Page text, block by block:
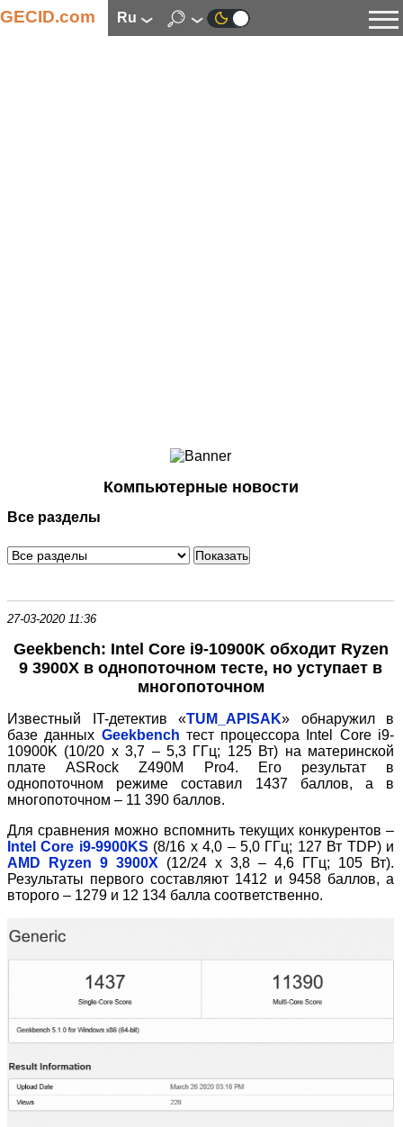
GECID.com ru
Смартфоны
Периферия
Программное обеспечение
Компьютерные новости
Все разделы
27-03-2020 11:36
Geekbench: Intel Core i9-10900K обходит Ryzen
9 3900X в однопоточном тесте, но уступает в
многопоточном
Известный IT-детектив «TUM_APISAK» обнаружил в
базе данных Geekbench тест процессора Intel Core i9-
10900K (10/20 х 3,7 – 5,3 ГГц; 125 Вт) на материнской
плате ASRock Z490M Pro4. Его результат в
однопоточном режиме составил 1437 баллов, а в
многопоточном – 11 390 баллов.
Для сравнения можно вспомнить текущих конкурентов –
Intel Core i9-9900KS (8/16 x 4,0 – 5,0 ГГц; 127 Вт TDP) и
AMD Ryzen 9 3900X (12/24 х 3,8 – 4,6 ГГц; 105 Вт).
Результаты первого составляют 1412 и 9458 баллов, а
второго – 1279 и 12 134 балла соответственно.